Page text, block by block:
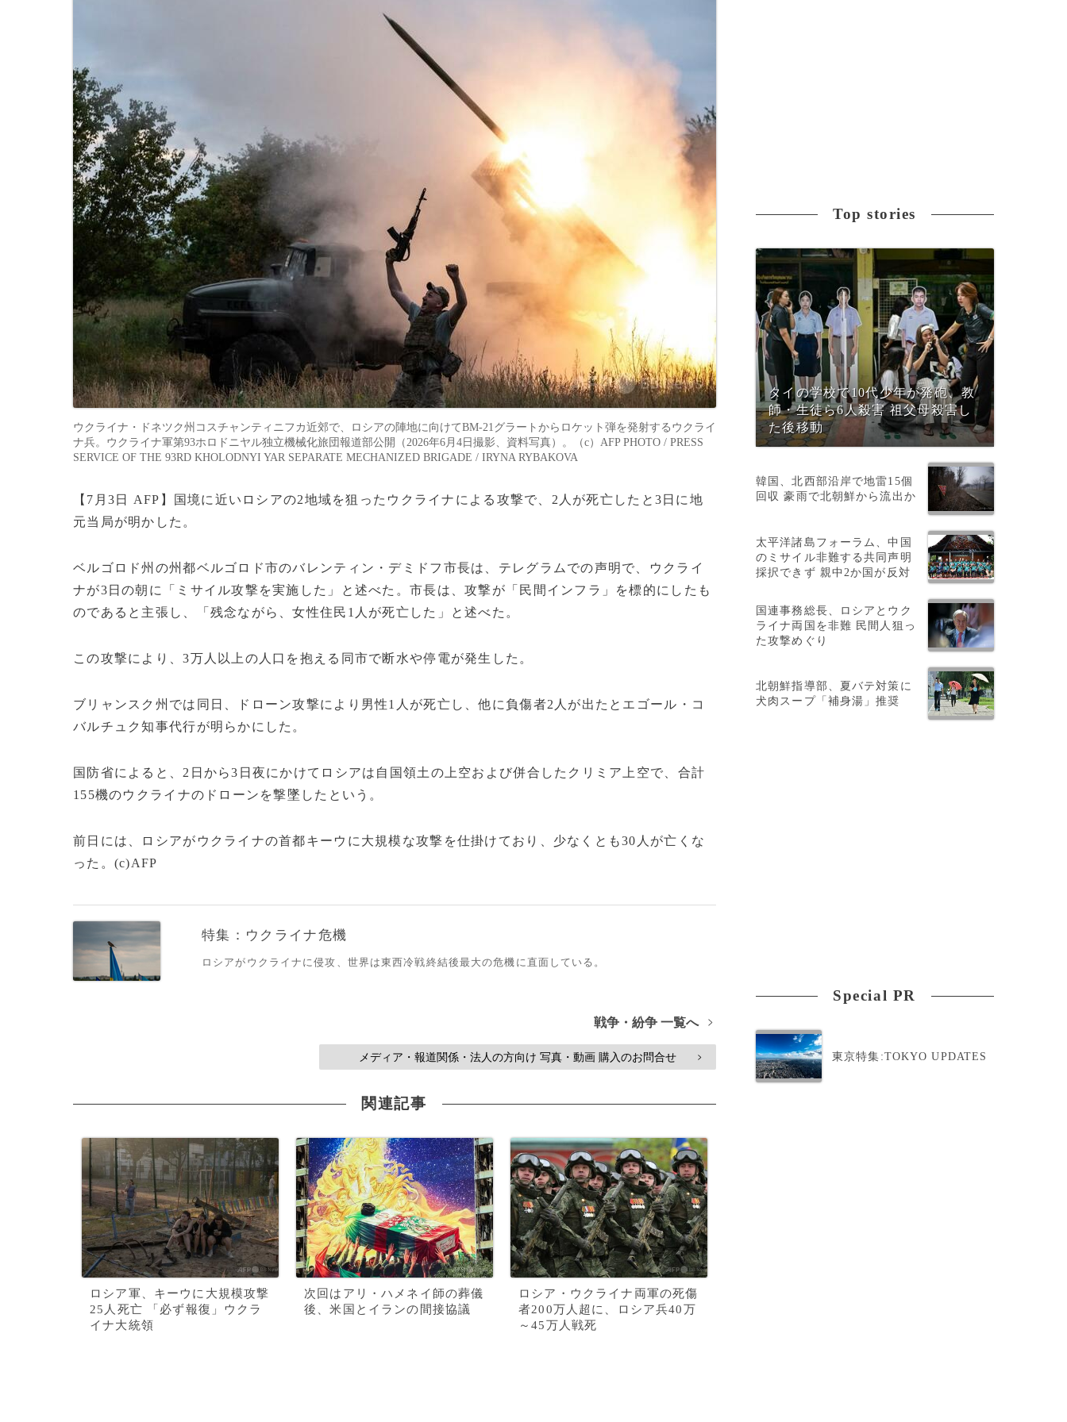
ウクライナ・ドネツク州コスチャンティニフカ近郊で、ロシアの陣地に向けてBM-21グラートからロケット弾を発射するウクライ
ナ兵。ウクライナ軍第93ホロドニヤル独立機械化旅団報道部公開（2026年6月4日撮影、資料写真）。（c）AFP PHOTO / PRESS
SERVICE OF THE 93RD KHOLODNYI YAR SEPARATE MECHANIZED BRIGADE / IRYNA RYBAKOVA
【7月3日 AFP】国境に近いロシアの2地域を狙ったウクライナによる攻撃で、2人が死亡したと3日に地
元当局が明かした。
ベルゴロド州の州都ベルゴロド市のバレンティン・デミドフ市長は、テレグラムでの声明で、ウクライ
ナが3日の朝に「ミサイル攻撃を実施した」と述べた。市長は、攻撃が「民間インフラ」を標的にしたも
のであると主張し、「残念ながら、女性住民1人が死亡した」と述べた。
この攻撃により、3万人以上の人口を抱える同市で断水や停電が発生した。
ブリャンスク州では同日、ドローン攻撃により男性1人が死亡し、他に負傷者2人が出たとエゴール・コ
バルチュク知事代行が明らかにした。
国防省によると、2日から3日夜にかけてロシアは自国領土の上空および併合したクリミア上空で、合計
155機のウクライナのドローンを撃墜したという。
前日には、ロシアがウクライナの首都キーウに大規模な攻撃を仕掛けており、少なくとも30人が亡くな
った。(c)AFP
特集：ウクライナ危機
ロシアがウクライナに侵攻、世界は東西冷戦終結後最大の危機に直面している。
戦争・紛争 一覧へ >
メディア・報道関係・法人の方向け 写真・動画 購入のお問合せ >
関連記事
ロシア軍、キーウに大規模攻撃
25人死亡 「必ず報復」ウクラ
イナ大統領
次回はアリ・ハメネイ師の葬儀
後、米国とイランの間接協議
ロシア・ウクライナ両軍の死傷
者200万人超に、ロシア兵40万
～45万人戦死
Top stories
タイの学校で10代少年が発砲、教
師・生徒ら6人殺害 祖父母殺害し
た後移動
韓国、北西部沿岸で地雷15個
回収 豪雨で北朝鮮から流出か
太平洋諸島フォーラム、中国
のミサイル非難する共同声明
採択できず 親中2か国が反対
国連事務総長、ロシアとウク
ライナ両国を非難 民間人狙っ
た攻撃めぐり
北朝鮮指導部、夏バテ対策に
犬肉スープ「補身湯」推奨
Special PR
東京特集:TOKYO UPDATES